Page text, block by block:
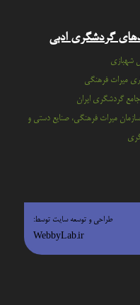
گردشگری ادبی
شهبازی
میراث فرهنگی
گردشگري ايران
ميراث فرهنگي، صنايع دستي و
طراحی و توسعه سایت توسط:
WebbyLab.ir